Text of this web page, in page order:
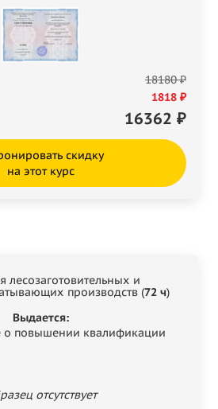
18180 ₽
1818 ₽
16362 ₽
скидку
на этот курс
лесозаготовительных и
производств (72 ч)
Выдается:
о повышении квалификации
отсутствует